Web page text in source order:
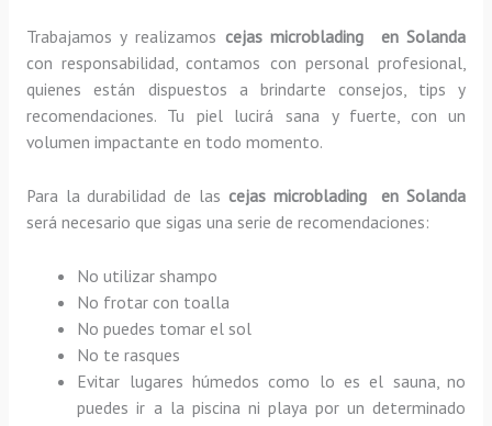
Trabajamos y realizamos cejas microblading en Solanda
con responsabilidad, contamos con personal profesional,
quienes están dispuestos a brindarte consejos, tips y
recomendaciones. Tu piel lucirá sana y fuerte, con un
volumen impactante en todo momento.
Para la durabilidad de las cejas microblading en Solanda
será necesario que sigas una serie de recomendaciones:
No utilizar shampo
No frotar con toalla
No puedes tomar el sol
No te rasques
Evitar lugares húmedos como lo es el sauna, no
puedes ir a la piscina ni playa por un determinado